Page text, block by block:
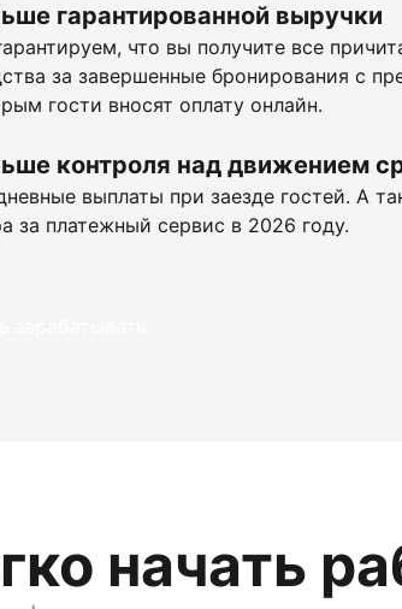
гарантированной выручки
что вы получите все
за завершенные бронирования с
гости вносят оплату онлайн.
контроля над движением
выплаты при заезде гостей. А
за платежный сервис в 2026 году.
зарабатывать
начать